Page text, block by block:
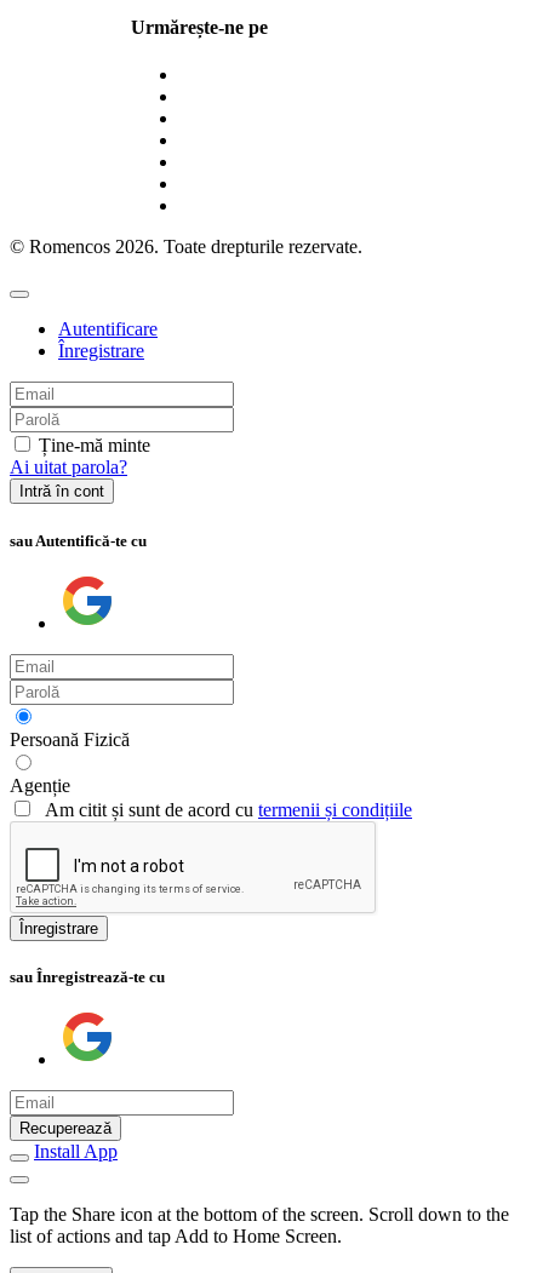
Urmărește-ne pe
© Romencos 2026. Toate drepturile rezervate.
Autentificare
Înregistrare
Ține-mă minte
Ai uitat parola?
Intră în cont
sau Autentifică-te cu
Persoană Fizică
Agenție
Am citit și sunt de acord cu termenii și condițiile
Înregistrare
sau Înregistrează-te cu
Recuperează
Install App
Tap the Share icon at the bottom of the screen. Scroll down to the
list of actions and tap Add to Home Screen.